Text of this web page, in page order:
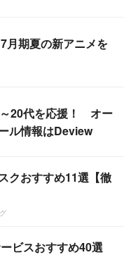
月期夏の新アニメを
20代を応援！ オー
ル情報はDeview
クおすすめ11選【徹
ビスおすすめ40選